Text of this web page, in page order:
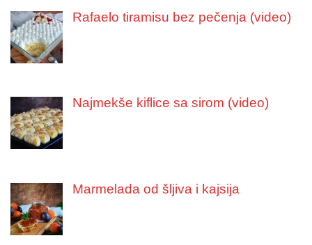
Rafaelo tiramisu bez pečenja (video)
Najmekše kiflice sa sirom (video)
Marmelada od šljiva i kajsija